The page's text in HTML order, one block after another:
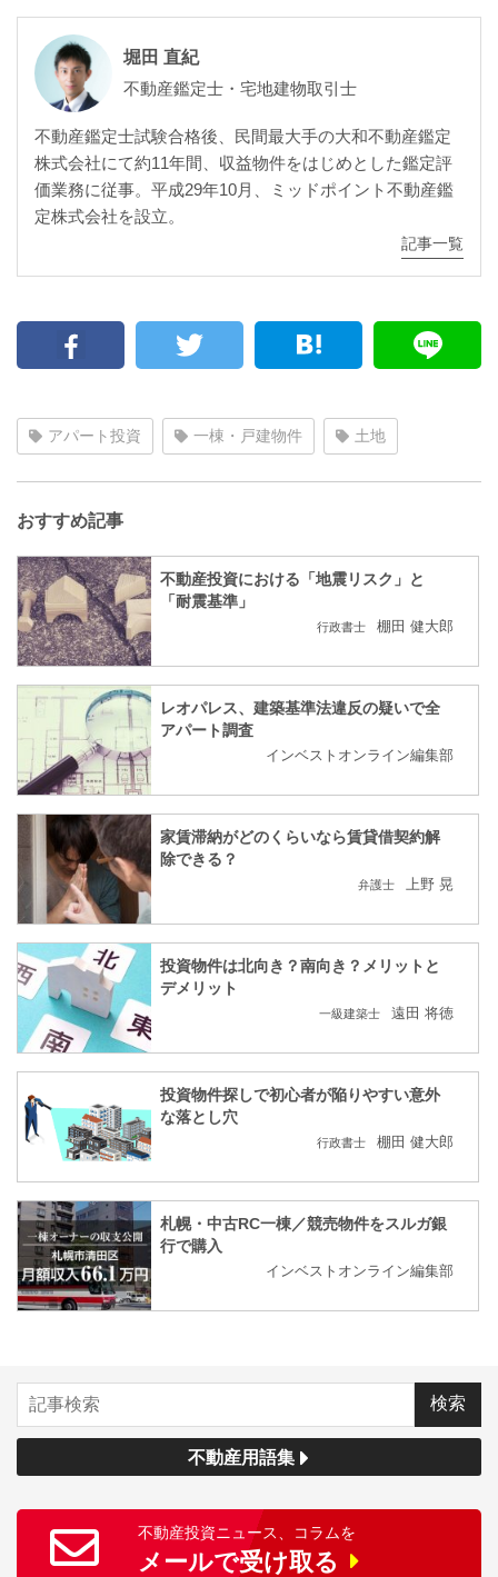
堀田 直紀
不動産鑑定士・宅地建物取引士
不動産鑑定士試験合格後、民間最大手の大和不動産鑑定
株式会社にて約11年間、収益物件をはじめとした鑑定評
価業務に従事。平成29年10月、ミッドポイント不動産鑑
定株式会社を設立。
記事一覧
アパート投資 一棟・戸建物件 土地
おすすめ記事
不動産投資における「地震リスク」と
「耐震基準」
行政書士 棚田 健大郎
レオパレス、建築基準法違反の疑いで全
アパート調査
インベストオンライン編集部
家賃滞納がどのくらいなら賃貸借契約解
除できる？
弁護士 上野 晃
投資物件は北向き？南向き？メリットと
デメリット
一級建築士 遠田 将徳
投資物件探しで初心者が陥りやすい意外
な落とし穴
行政書士 棚田 健大郎
札幌・中古RC一棟／競売物件をスルガ銀
行で購入
インベストオンライン編集部
不動産用語集
不動産投資ニュース、コラムを
メールで受け取る